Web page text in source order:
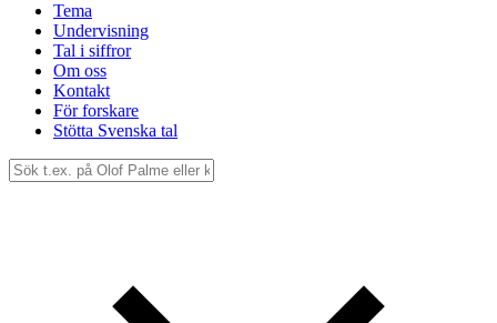
Tema
Undervisning
Tal i siffror
Om oss
Kontakt
För forskare
Stötta Svenska tal